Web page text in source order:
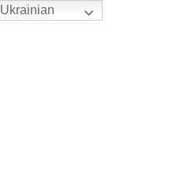
Ukrainian